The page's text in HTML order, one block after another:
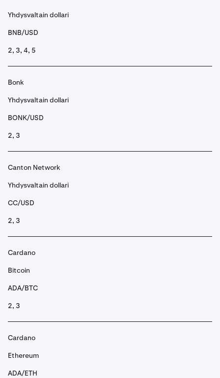
Yhdysvaltain dollari
BNB/USD
2, 3, 4, 5
Bonk
Yhdysvaltain dollari
BONK/USD
2, 3
Canton Network
Yhdysvaltain dollari
CC/USD
2, 3
Cardano
Bitcoin
ADA/BTC
2, 3
Cardano
Ethereum
ADA/ETH